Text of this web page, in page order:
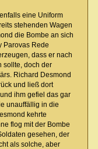
eine Uniform
stehenden Wagen
die Bombe an sich
Parovas Rede
dass er nach
sollte, doch der
Richard Desmond
und ließ dort
ihm gefiel das gar
unauffällig in die
kehrte
flog mit der Bombe
gesehen, der
als solche, aber